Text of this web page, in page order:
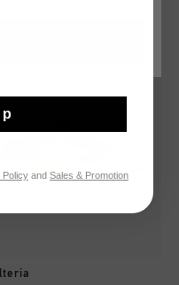
Policy and Sales & Promotion